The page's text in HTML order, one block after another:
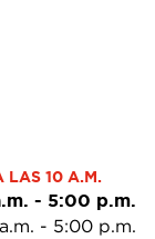
LAS 10 A.M.
- 5:00 p.m.
- 5:00 p.m.